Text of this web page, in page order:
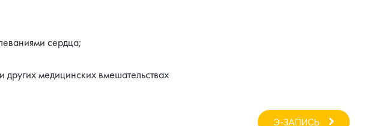
сердца;
медицинских вмешательствах
Э-ЗАПИСЬ